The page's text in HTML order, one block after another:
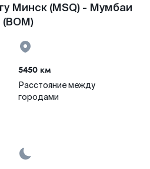
Минск (MSQ) - Мумбаи
(BOM)
5450 км
Расстояние между
городами